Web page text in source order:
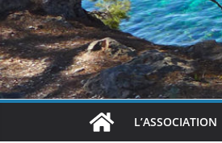
L’ASSOCIATION